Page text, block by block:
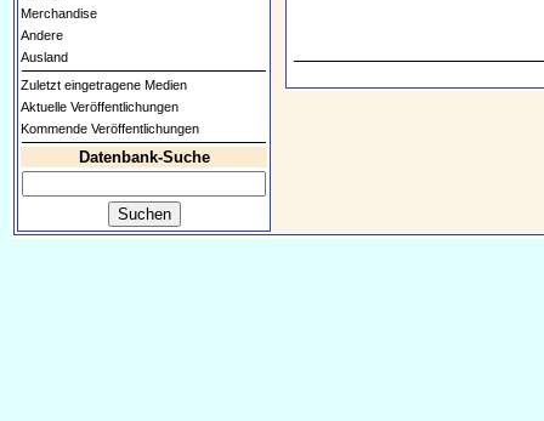
Merchandise
Andere
Ausland
Zuletzt eingetragene Medien
Aktuelle Veröffentlichungen
Kommende Veröffentlichungen
Datenbank-Suche